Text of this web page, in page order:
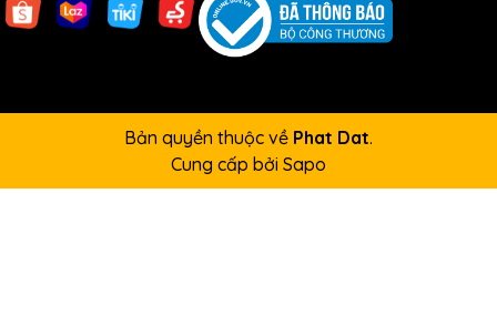
Bản quyền thuộc về Phat Dat.
Cung cấp bởi Sapo